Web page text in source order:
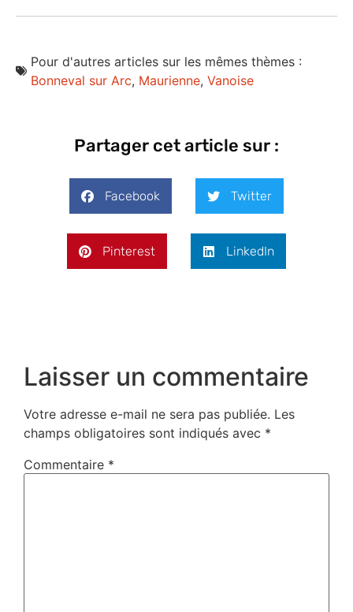
Pour d'autres articles sur les mêmes thèmes :
Bonneval sur Arc, Maurienne, Vanoise
Partager cet article sur :
Facebook Twitter
Pinterest LinkedIn
Laisser un commentaire
Votre adresse e-mail ne sera pas publiée. Les
champs obligatoires sont indiqués avec *
Commentaire *